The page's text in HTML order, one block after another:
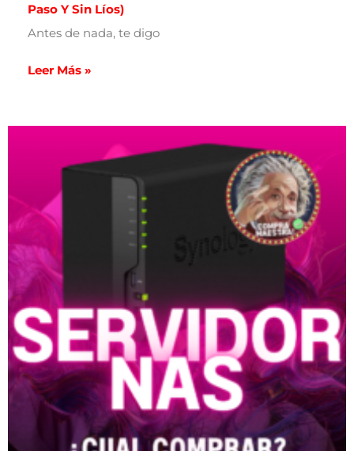
Paso Y Sin Líos)
Antes de nada, te digo
Leer Más »